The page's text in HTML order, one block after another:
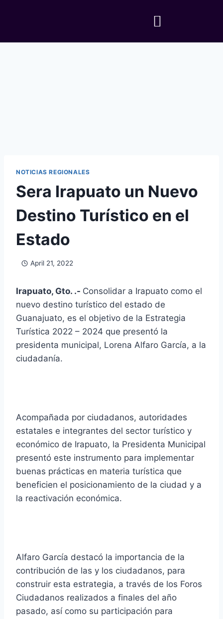
NOTICIAS REGIONALES
Sera Irapuato un Nuevo
Destino Turístico en el
Estado
April 21, 2022
Irapuato, Gto. .- Consolidar a Irapuato como el
nuevo destino turístico del estado de
Guanajuato, es el objetivo de la Estrategia
Turística 2022 – 2024 que presentó la
presidenta municipal, Lorena Alfaro García, a la
ciudadanía.
Acompañada por ciudadanos, autoridades
estatales e integrantes del sector turístico y
económico de Irapuato, la Presidenta Municipal
presentó este instrumento para implementar
buenas prácticas en materia turística que
beneficien el posicionamiento de la ciudad y a
la reactivación económica.
Alfaro García destacó la importancia de la
contribución de las y los ciudadanos, para
construir esta estrategia, a través de los Foros
Ciudadanos realizados a finales del año
pasado, así como su participación para